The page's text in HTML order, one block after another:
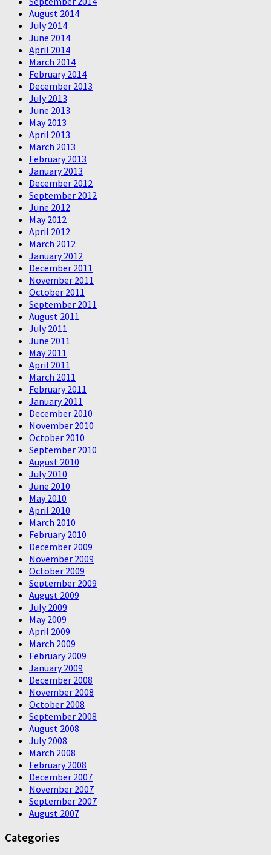
August 2014
July 2014
June 2014
April 2014
March 2014
February 2014
December 2013
July 2013
June 2013
May 2013
April 2013
March 2013
February 2013
January 2013
December 2012
September 2012
June 2012
May 2012
April 2012
March 2012
January 2012
December 2011
November 2011
October 2011
September 2011
August 2011
July 2011
June 2011
May 2011
April 2011
March 2011
February 2011
January 2011
December 2010
November 2010
October 2010
September 2010
August 2010
July 2010
June 2010
May 2010
April 2010
March 2010
February 2010
December 2009
November 2009
October 2009
September 2009
August 2009
July 2009
May 2009
April 2009
March 2009
February 2009
January 2009
December 2008
November 2008
October 2008
September 2008
August 2008
July 2008
March 2008
February 2008
December 2007
November 2007
September 2007
August 2007
Categories